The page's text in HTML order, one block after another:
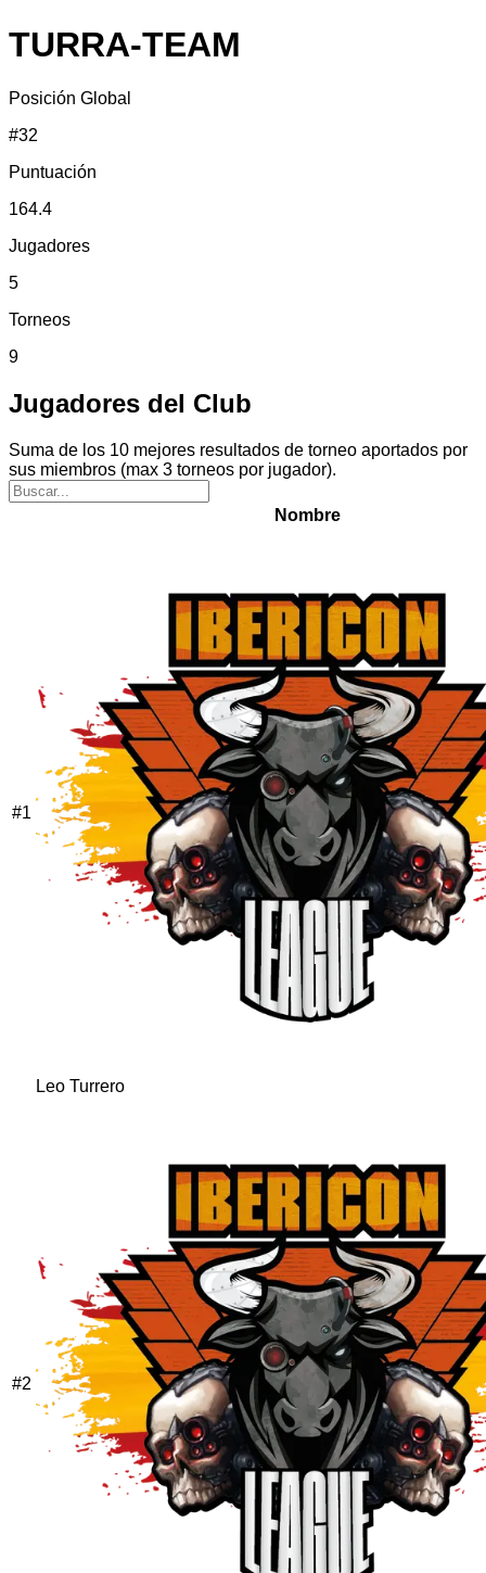
TURRA-TEAM
Posición Global
#32
Puntuación
164.4
Jugadores
5
Torneos
9
Jugadores del Club
Suma de los 10 mejores resultados de torneo aportados por
sus miembros (max 3 torneos por jugador).
Nombre
#1
Leo Turrero
#2